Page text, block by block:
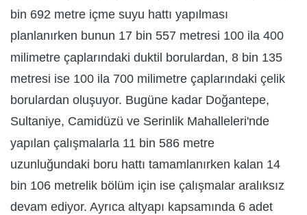
bin 692 metre içme suyu hattı yapılması
planlanırken bunun 17 bin 557 metresi 100 ila 400
milimetre çaplarındaki duktil borulardan, 8 bin 135
metresi ise 100 ila 700 milimetre çaplarındaki çelik
borulardan oluşuyor. Bugüne kadar Doğantepe,
Sultaniye, Camidüzü ve Serinlik Mahalleleri'nde
yapılan çalışmalarla 11 bin 586 metre
uzunluğundaki boru hattı tamamlanırken kalan 14
bin 106 metrelik bölüm için ise çalışmalar aralıksız
devam ediyor. Ayrıca altyapı kapsamında 6 adet